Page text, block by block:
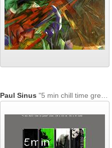
Paul Sinus "5 min chill time green"